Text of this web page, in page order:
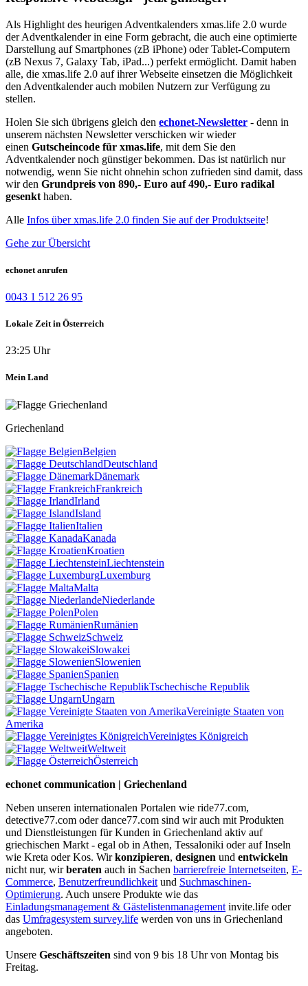
Als Highlight des heurigen Adventkalenders xmas.life 2.0 wurde
der Adventkalender in eine Form gebracht, die auch eine optimierte
Darstellung auf Smartphones (zB iPhone) oder Tablet-Computern
(zB Nexus 7, Galaxy Tab, iPad...) perfekt ermöglicht. Damit haben
alle, die xmas.life 2.0 auf ihrer Webseite einsetzen die Möglichkeit
den Adventkalender auch mobilen Nutzern zur Verfügung zu
stellen.
Holen Sie sich übrigens gleich den echonet-Newsletter - denn in
unserem nächsten Newsletter verschicken wir wieder
einen Gutscheincode für xmas.life, mit dem Sie den
Adventkalender noch günstiger bekommen. Das ist natürlich nur
notwendig, wenn Sie nicht ohnehin schon zufrieden sind damit, dass
wir den Grundpreis von 890,- Euro auf 490,- Euro radikal
gesenkt haben.
Alle Infos über xmas.life 2.0 finden Sie auf der Produktseite!
Gehe zur Übersicht
echonet anrufen
0043 1 512 26 95
Lokale Zeit in Österreich
23:25 Uhr
Mein Land
Griechenland
Belgien
Deutschland
Dänemark
Frankreich
Irland
Island
Italien
Kanada
Kroatien
Liechtenstein
Luxemburg
Malta
Niederlande
Polen
Rumänien
Schweiz
Slowakei
Slowenien
Spanien
Tschechische Republik
Ungarn
Vereinigte Staaten von
Amerika
Vereinigtes Königreich
Weltweit
Österreich
echonet communication | Griechenland
Neben unseren internationalen Portalen wie ride77.com,
detective77.com oder dance77.com sind wir auch mit Produkten
und Dienstleistungen für Kunden in Griechenland aktiv auf
griechischen Markt - egal ob in Athen, Tessaloniki oder auf Inseln
wie Kreta oder Kos. Wirkonzipieren, designen und entwickeln
nicht nur, wirberaten auch in Sachen barrierefreie Internetseiten, E-
Commerce, Benutzerfreundlichkeit und Suchmaschinen-
Optimierung. Auch unsere Produkte wie das
Einladungsmanagement & Gästelistenmanagement invite.life oder
das Umfragesystem survey.life werden von uns in Griechenland
angeboten.
Unsere Geschäftszeiten sind von 9 bis 18 Uhr von Montag bis
Freitag.